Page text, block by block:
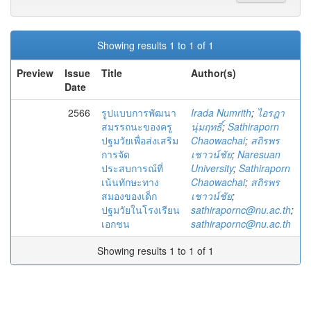
Showing results 1 to 1 of 1
Preview
Issue
Date
Title Author(s)
2566
รูปแบบการพัฒนา
สมรรถนะของครู
ปฐมวัยเพื่อส่งเสริม
การจัด
ประสบการณ์ที่
เน้นทักษะทาง
สมองของเด็ก
ปฐมวัยในโรงเรียน
เอกชน
Irada Numrith; ไอรฎา
นุ่มฤทธิ์; Sathiraporn
Chaowachai; สถิรพร
เชาวน์ชัย; Naresuan
University; Sathiraporn
Chaowachai; สถิรพร
เชาวน์ชัย;
sathirapornc@nu.ac.th;
sathirapornc@nu.ac.th
Showing results 1 to 1 of 1